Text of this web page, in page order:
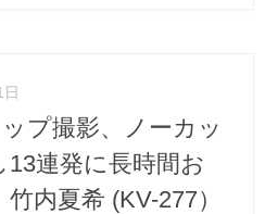
プ撮影、ノーカッ
13連発に長時間お
内夏希 (KV-277）